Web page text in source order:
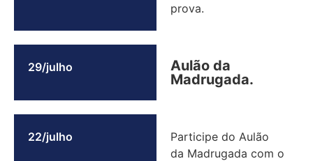
prova.
29/julho
Aulão da
Madrugada.
22/julho
Participe do Aulão
da Madrugada com o